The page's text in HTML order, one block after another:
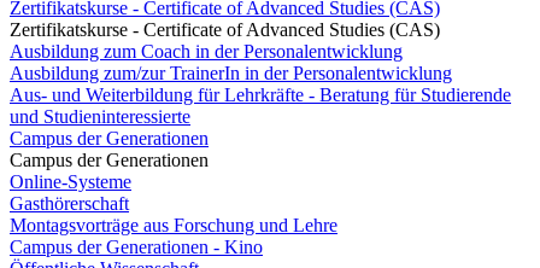
Zertifikatskurse - Certificate of Advanced Studies (CAS)
Zertifikatskurse - Certificate of Advanced Studies (CAS)
Ausbildung zum Coach in der Personalentwicklung
Ausbildung zum/zur TrainerIn in der Personalentwicklung
Aus- und Weiterbildung für Lehrkräfte - Beratung für Studierende
und Studieninteressierte
Campus der Generationen
Campus der Generationen
Online-Systeme
Gasthörerschaft
Montagsvorträge aus Forschung und Lehre
Campus der Generationen - Kino